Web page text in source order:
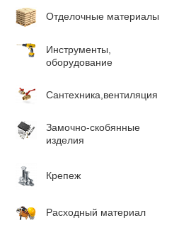
Отделочные материалы
Инструменты,
оборудование
Сантехника,вентиляция
Замочно-скобянные
изделия
Крепеж
Расходный материал